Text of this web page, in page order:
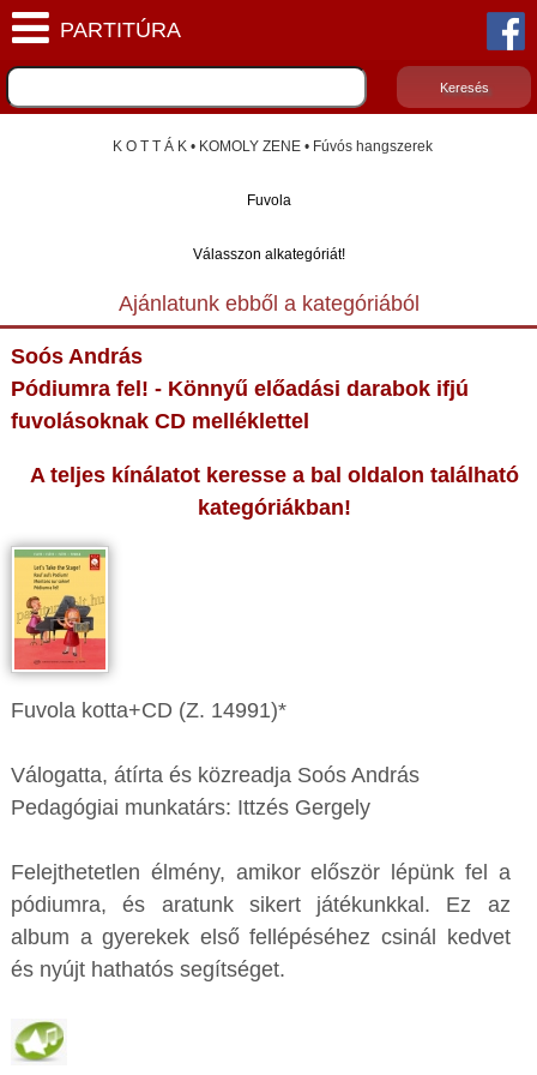
K O T T Á K • KOMOLY ZENE • Fúvós hangszerek
Fuvola
Válasszon alkategóriát!
Ajánlatunk ebből a kategóriából
Soós András
Pódiumra fel! - Könnyű előadási darabok ifjú
fuvolásoknak CD melléklettel
A teljes kínálatot keresse a bal oldalon található
kategóriákban!
Fuvola kotta+CD (Z. 14991)*
Válogatta, átírta és közreadja Soós András
Pedagógiai munkatárs: Ittzés Gergely
Felejthetetlen élmény, amikor először lépünk fel a
pódiumra, és aratunk sikert játékunkkal. Ez az
album a gyerekek első fellépéséhez csinál kedvet
és nyújt hathatós segítséget.